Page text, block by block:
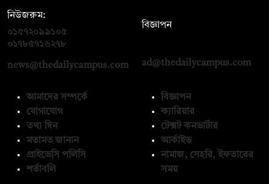
নিউজরুম:
০১৫৭২০৯৯১০৫
০১৭৮৫৭১৬২৭৮
news@thedailycampus.com
বিজ্ঞাপন
ad@thedailycampus.com
আমাদের সম্পর্কে
যোগাযোগ
তথ্য দিন
মতামত জানান
প্রাইভেসি পলিসি
শর্তাবলি
বিজ্ঞাপন
ক্যারিয়ার
টেক্সট কনভার্টার
আর্কাইভ
নামাজ, সেহরি, ইফতারের
সময়